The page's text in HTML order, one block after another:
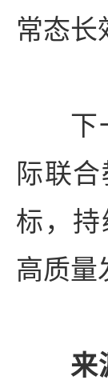
常态长
下
际联
标，
高质量
来